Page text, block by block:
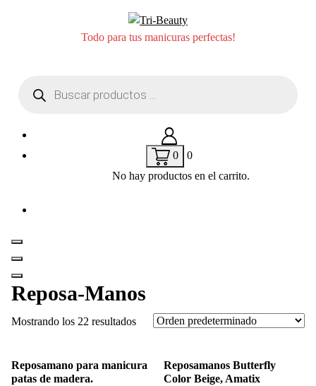
Todo para tus manicuras perfectas!
productos
0
0
No hay productos en el carrito.
Reposa-Manos
Mostrando los 22 resultados
Reposamano para manicura
patas de madera.
Reposamanos Butterfly
Color Beige, Amatix